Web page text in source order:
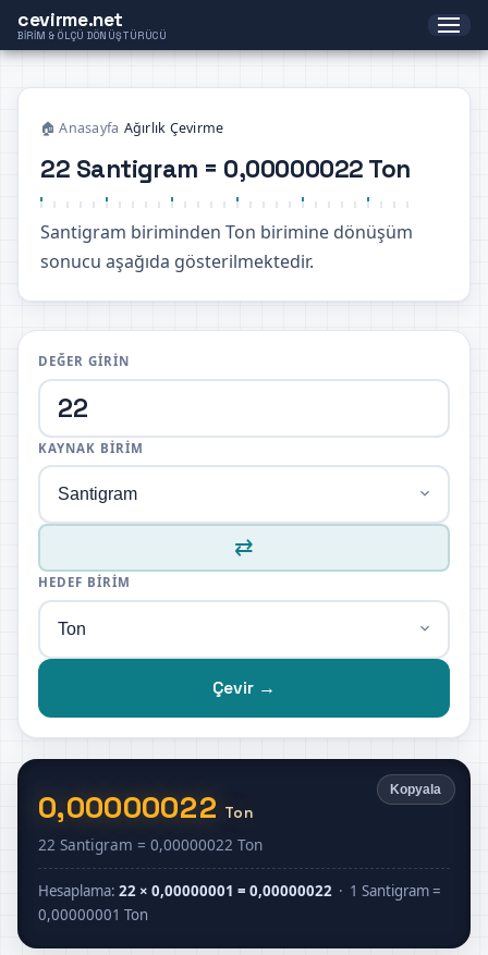
cevirme.net
BIRIM & ÖLÇÜ DÖNÜŞTÜRÜCÜ
🏠 Anasayfa Ağırlık Çevirme
22 Santigram = 0,00000022 Ton
Santigram biriminden Ton birimine dönüşüm
sonucu aşağıda gösterilmektedir.
DEĞER GIRIN
KAYNAK BIRIM
⇄
HEDEF BIRIM
Çevir →
Kopyala
0,00000022 Ton
22 Santigram = 0,00000022 Ton
Hesaplama:22 × 0,00000001 = 0,00000022 · 1 Santigram =
0,00000001 Ton